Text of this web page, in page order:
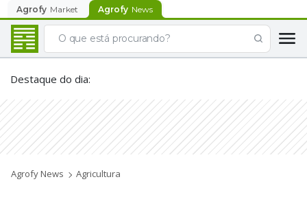
Agrofy Market Agrofy News
Destaque do dia:
Agrofy News Agricultura